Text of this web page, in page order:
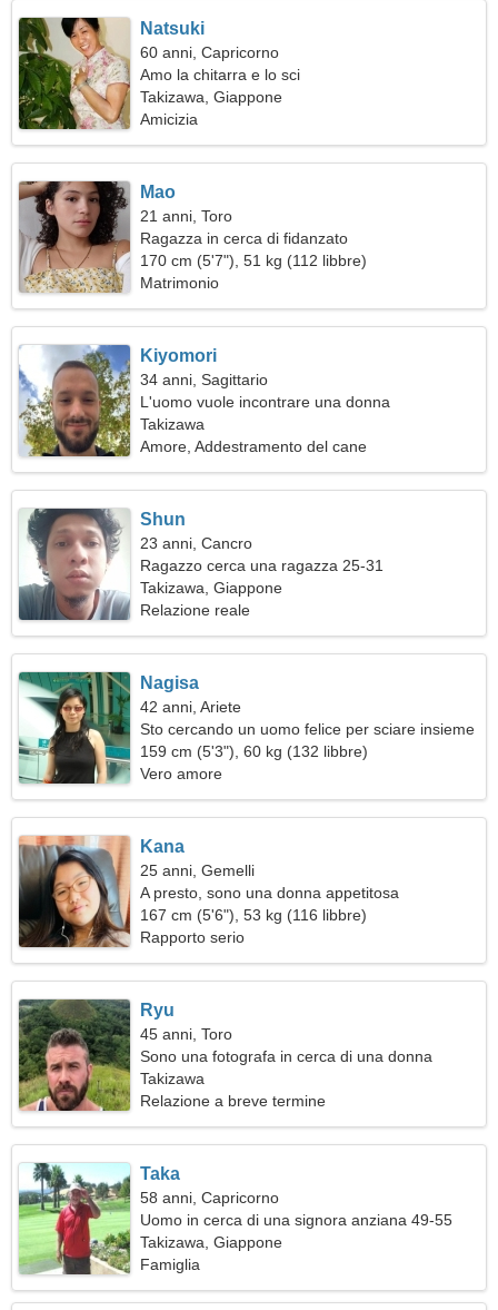
Natsuki
60 anni, Capricorno
Amo la chitarra e lo sci
Takizawa, Giappone
Amicizia
Mao
21 anni, Toro
Ragazza in cerca di fidanzato
170 cm (5'7"), 51 kg (112 libbre)
Matrimonio
Kiyomori
34 anni, Sagittario
L'uomo vuole incontrare una donna
Takizawa
Amore, Addestramento del cane
Shun
23 anni, Cancro
Ragazzo cerca una ragazza 25-31
Takizawa, Giappone
Relazione reale
Nagisa
42 anni, Ariete
Sto cercando un uomo felice per sciare insieme
159 cm (5'3"), 60 kg (132 libbre)
Vero amore
Kana
25 anni, Gemelli
A presto, sono una donna appetitosa
167 cm (5'6"), 53 kg (116 libbre)
Rapporto serio
Ryu
45 anni, Toro
Sono una fotografa in cerca di una donna
appassionata
Takizawa
Relazione a breve termine
Taka
58 anni, Capricorno
Uomo in cerca di una signora anziana 49-55
Takizawa, Giappone
Famiglia